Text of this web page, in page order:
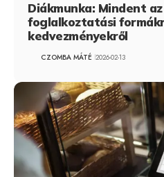
Diákmunka: Mindent
foglalkoztatási
kedvezményekről
CZOMBA MÁTÉ 2026-02-13